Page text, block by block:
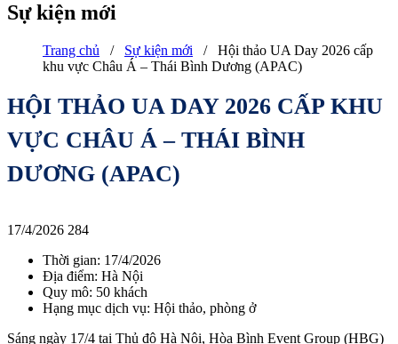
Sự kiện mới
Trang chủ / Sự kiện mới / Hội thảo UA Day 2026 cấp
khu vực Châu Á – Thái Bình Dương (APAC)
HỘI THẢO UA DAY 2026 CẤP KHU
VỰC CHÂU Á – THÁI BÌNH
DƯƠNG (APAC)
17/4/2026 284
Thời gian: 17/4/2026
Địa điểm: Hà Nội
Quy mô: 50 khách
Hạng mục dịch vụ: Hội thảo, phòng ở
Sáng ngày 17/4 tại Thủ đô Hà Nội, Hòa Bình Event Group (HBG)